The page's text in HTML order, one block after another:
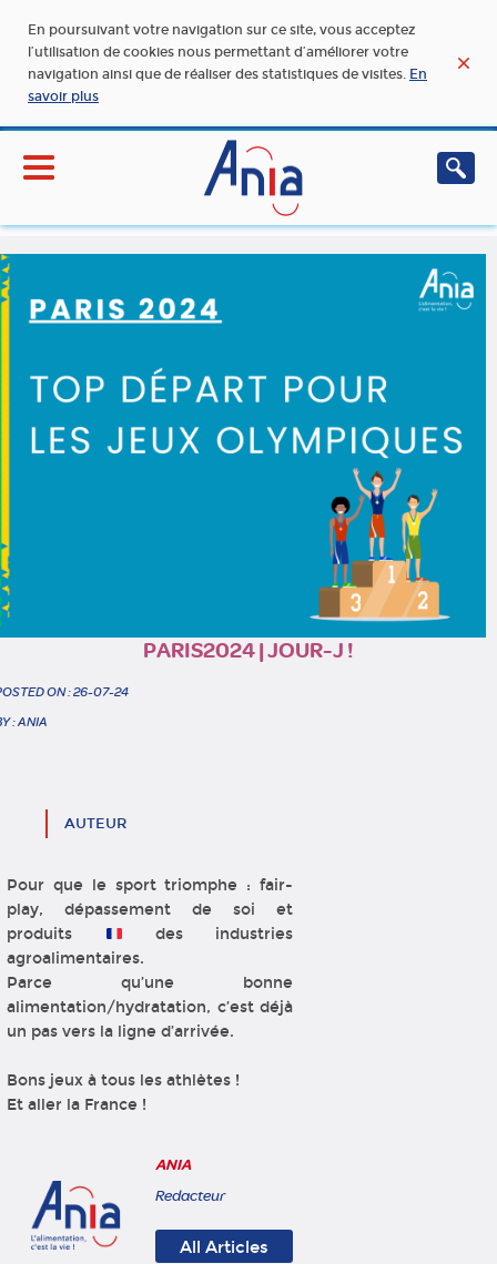
En poursuivant votre navigation sur ce site, vous acceptez
l’utilisation de cookies nous permettant d’améliorer votre
navigation ainsi que de réaliser des statistiques de visites. En
savoir plus
PARIS2024 | JOUR-J !
ON : 26-07-24
: ANIA
AUTEUR
Pour que le sport triomphe : fair-
play, dépassement de soi et
produits
des industries
agroalimentaires.
Parce qu’une bonne
alimentation/hydratation, c’est déjà
un pas vers la ligne d’arrivée.
Bons jeux à tous les athlètes !
Et aller la France !
ANIA
Redacteur
All Articles